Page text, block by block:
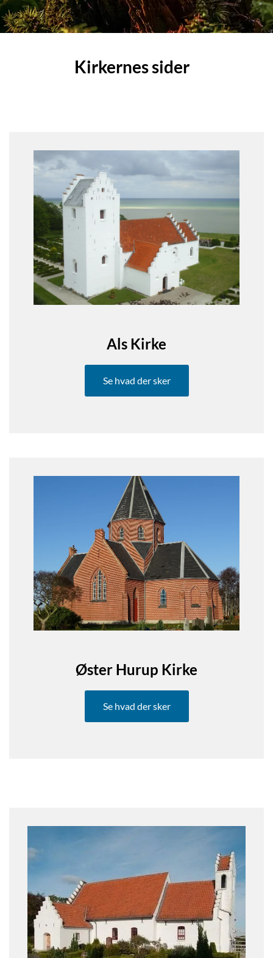
Kirkernes sider
Als Kirke
Se hvad der sker
Øster Hurup Kirke
Se hvad der sker